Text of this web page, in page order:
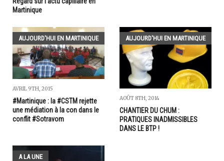
Martinique
AUJOURD'HUI EN MARTINIQUE
AVRIL 9TH, 2015
#Martinique : la #CSTM rejette
une médiation à la con dans le
conflit #Sotravom
AUJOURD'HUI EN MARTINIQUE
AOÛT 8TH, 2014
CHANTIER DU CHUM :
PRATIQUES INADMISSIBLES
DANS LE BTP !
A LA UNE